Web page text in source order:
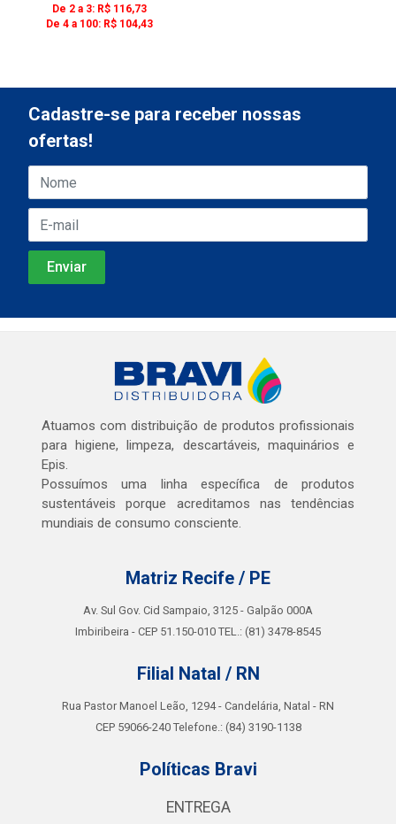
De 2 a 3: R$ 116,73
De 4 a 100: R$ 104,43
Cadastre-se para receber nossas
ofertas!
Atuamos com distribuição de produtos profissionais
para higiene, limpeza, descartáveis, maquinários e
Epis.
Possuímos uma linha específica de produtos
sustentáveis porque acreditamos nas tendências
mundiais de consumo consciente.
Matriz Recife / PE
Av. Sul Gov. Cid Sampaio, 3125 - Galpão 000A
Imbiribeira - CEP 51.150-010 TEL.: (81) 3478-8545
Filial Natal / RN
Rua Pastor Manoel Leão, 1294 - Candelária, Natal - RN
CEP 59066-240 Telefone.: (84) 3190-1138
Políticas Bravi
ENTREGA